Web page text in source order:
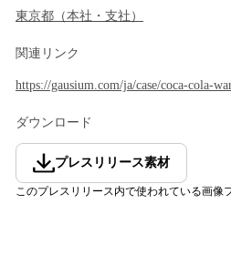
東京都 （本社・支社 ）
関連リンク
https://gausium.com/ja/case/coca-cola-
ダウンロード
プレスリリース素材
このプレスリリース内で使われている画像